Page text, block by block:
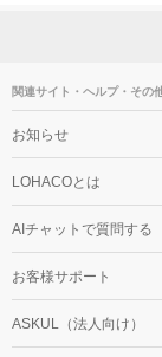
関連サイト・ヘルプ・その
お知らせ
LOHACOとは
AIチャットで質問する
お客様サポート
ASKUL（法人向け）